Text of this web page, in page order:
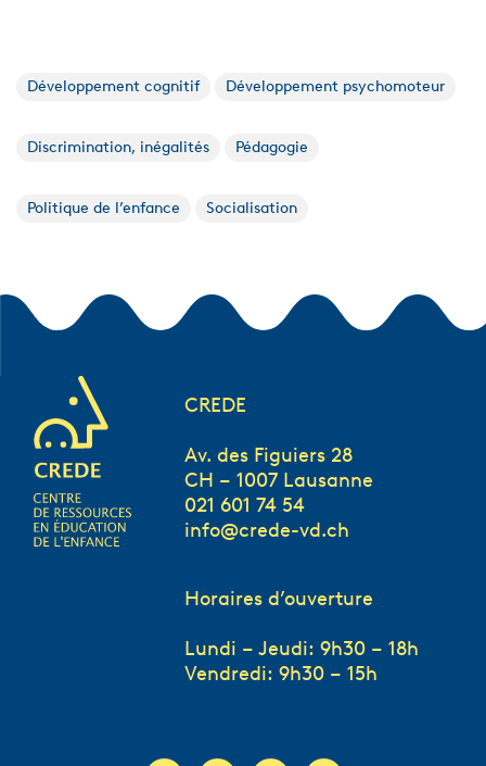
Développement cognitif Développement psychomoteur
Discrimination, inégalités Pédagogie
Politique de l’enfance Socialisation
CREDE
Av. des Figuiers 28
CH – 1007 Lausanne
021 601 74 54
info@crede-vd.ch
Horaires d’ouverture
Lundi – Jeudi: 9h30 – 18h
Vendredi: 9h30 – 15h